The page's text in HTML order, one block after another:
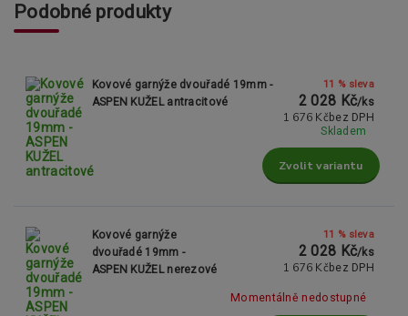
Podobné produkty
Kovové garnýže dvouřadé 19mm -
ASPEN KUŽEL antracitové
11 % sleva
2 028 Kč/ks
1 676 Kč bez DPH
Skladem
Zvolit variantu
Kovové garnýže
dvouřadé 19mm -
ASPEN KUŽEL nerezové
11 % sleva
2 028 Kč/ks
1 676 Kč bez DPH
Momentálně nedostupné